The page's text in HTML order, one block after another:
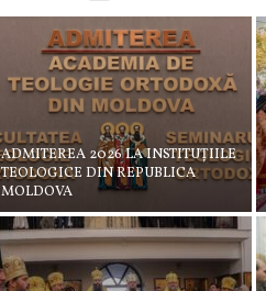
ADMITEREA 2026 LA INSTITUȚIILE
TEOLOGICE DIN REPUBLICA
MOLDOVA